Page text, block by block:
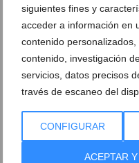
siguientes fines y
acceder a información en
contenido
contenido, investigación
servicios, datos precisos
través de escaneo del
CONFIGURAR
ACEPTAR
Restaurante La Cumbre
Restaurante La Cumbre te ofrece
deliciosos cócteles para disfrutar de su
piscina
restaurante ideal para el verano